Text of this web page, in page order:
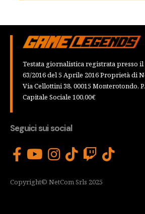
Testata giornalistica registrata presso
63/2016 del 5 Aprile 2016 Proprietà di
Via Cellottini 38, 00015 Monterotondo,
Capitale Sociale 100,00€
Seguici sui social
Copyright© NetCom Srls 2025